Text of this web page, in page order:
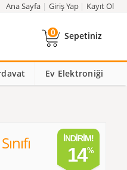
Ana Sayfa Giriş Yap Kayıt Ol
0 Sepetiniz
Ev Elektroniği
İNDIRIM!
14